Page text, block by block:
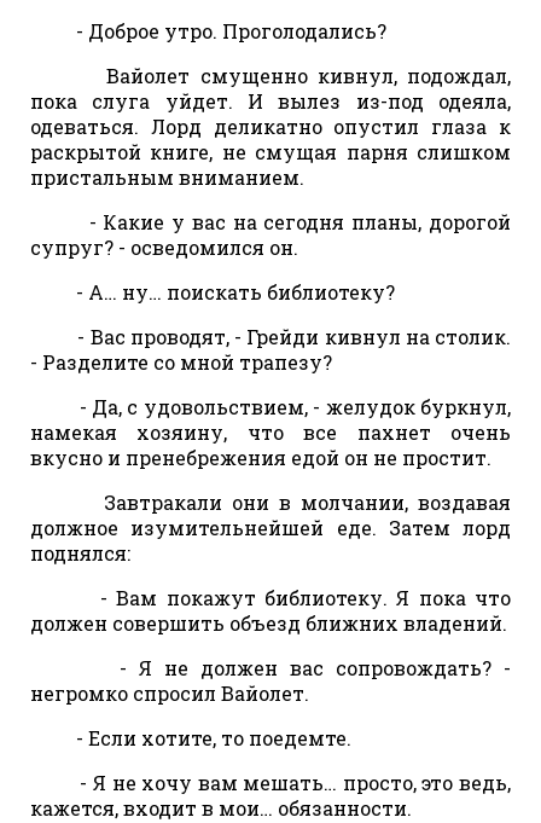
- Доброе утро. Проголодались?
Вайолет смущенно кивнул, подождал,
пока слуга уйдет. И вылез из-под одеяла,
одеваться. Лорд деликатно опустил глаза к
раскрытой книге, не смущая парня слишком
пристальным вниманием.
- Какие у вас на сегодня планы, дорогой
супруг? - осведомился он.
- А… ну… поискать библиотеку?
- Вас проводят, - Грейди кивнул на столик.
- Разделите со мной трапезу?
- Да, с удовольствием, - желудок буркнул,
намекая хозяину, что все пахнет очень
вкусно и пренебрежения едой он не простит.
Завтракали они в молчании, воздавая
должное изумительнейшей еде. Затем лорд
поднялся:
- Вам покажут библиотеку. Я пока что
должен совершить объезд ближних владений.
- Я не должен вас сопровождать? -
негромко спросил Вайолет.
- Если хотите, то поедемте.
- Я не хочу вам мешать… просто, это ведь,
кажется, входит в мои… обязанности.